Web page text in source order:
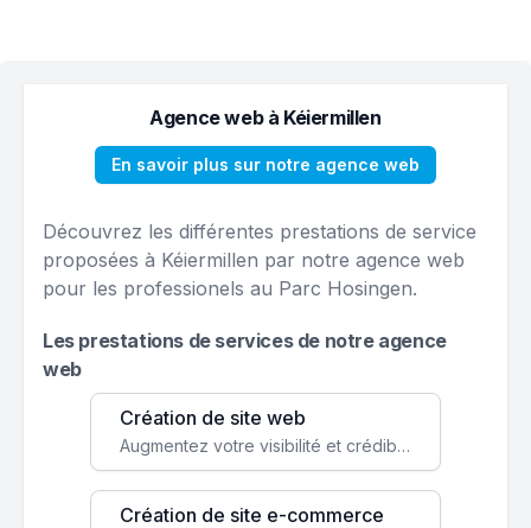
Agence web à Kéiermillen
En savoir plus sur notre agence web
Découvrez les différentes prestations de service
proposées à Kéiermillen par notre agence web
pour les professionels au Parc Hosingen.
Les prestations de services de notre agence
web
Création de site web
Augmentez votre visibilité et crédibilité en ligne avec un site web performant, conçu pour attirer plus de clients.
Création de site e-commerce